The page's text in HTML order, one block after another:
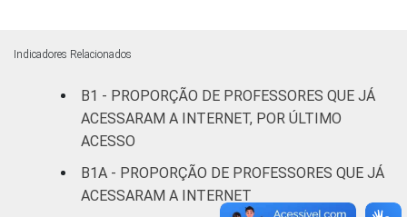
REGIÃO Norte 77
Oeste
Nordeste 92 6
Indicadores Relacionados
B1 - PROPORÇÃO DE PROFESSORES QUE JÁ
ACESSARAM A INTERNET, POR ÚLTIMO
ACESSO
B1A - PROPORÇÃO DE PROFESSORES QUE JÁ
ACESSARAM A INTERNET